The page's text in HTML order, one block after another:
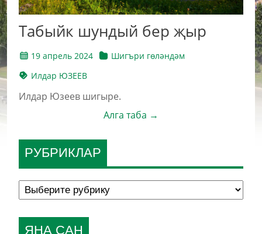
Табыйк шундый бер җыр
19 апрель 2024
Шигъри гөләндәм
Илдар ЮЗЕЕВ
Илдар Юзеев шигыре.
Алга таба →
РУБРИКЛАР
ЯҢА САН